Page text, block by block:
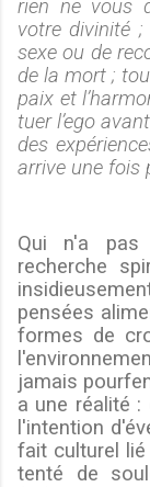
rien ne vous
votre divinité ;
sexe ou de
de la mort ;
paix et
tuer l’ego
des
arrive une fois
Qui n'a
recherche
pensées
formes de
jamais
a une réalité
l'intention
fait culturel
tenté de